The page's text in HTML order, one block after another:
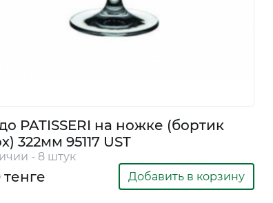
PATISSERI на ножке (бортик
322мм 95117 UST
- 8 штук
тенге Добавить в корзину